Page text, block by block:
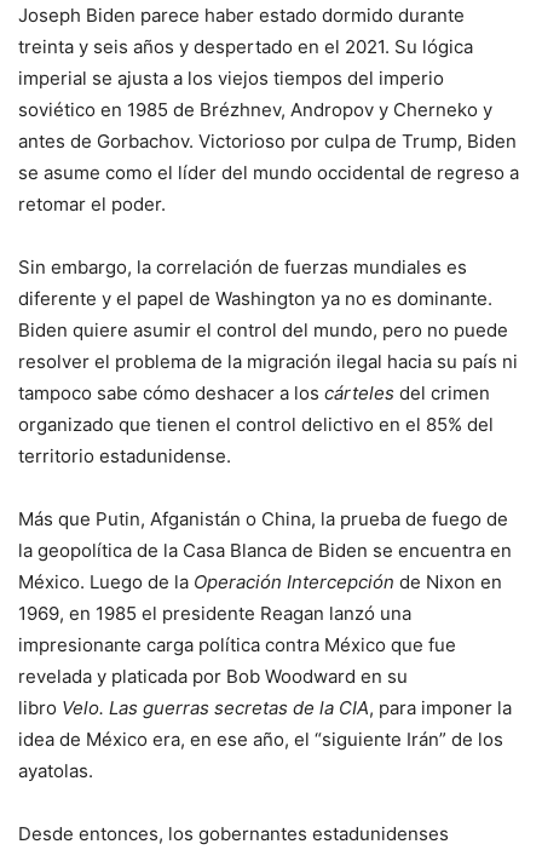
Joseph Biden parece haber estado dormido durante
treinta y seis años y despertado en el 2021. Su lógica
imperial se ajusta a los viejos tiempos del imperio
soviético en 1985 de Brézhnev, Andropov y Cherneko y
antes de Gorbachov. Victorioso por culpa de Trump, Biden
se asume como el líder del mundo occidental de regreso a
retomar el poder.
Sin embargo, la correlación de fuerzas mundiales es
diferente y el papel de Washington ya no es dominante.
Biden quiere asumir el control del mundo, pero no puede
resolver el problema de la migración ilegal hacia su país ni
tampoco sabe cómo deshacer a los cárteles del crimen
organizado que tienen el control delictivo en el 85% del
territorio estadunidense.
Más que Putin, Afganistán o China, la prueba de fuego de
la geopolítica de la Casa Blanca de Biden se encuentra en
México. Luego de la Operación Intercepción de Nixon en
1969, en 1985 el presidente Reagan lanzó una
impresionante carga política contra México que fue
revelada y platicada por Bob Woodward en su
libro Velo. Las guerras secretas de la CIA, para imponer la
idea de México era, en ese año, el “siguiente Irán” de los
ayatolas.
Desde entonces, los gobernantes estadunidenses